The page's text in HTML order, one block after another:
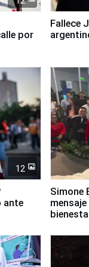
por
Fallece
12
ante
Simone